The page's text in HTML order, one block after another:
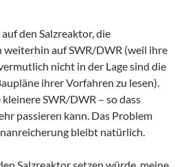
den Salzreaktor, die
weiterhin auf SWR/DWR (weil ihre
nicht in der Lage sind die
ihrer Vorfahren zu lesen).
SWR/DWR – so dass
passieren kann. Das Problem
bleibt natürlich.